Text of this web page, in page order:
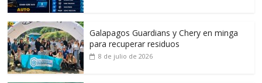
Galapagos Guardians y Chery en minga
para recuperar residuos
8 de julio de 2026